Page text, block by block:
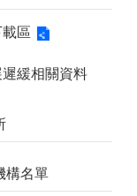
區
緩相關資料
構名單